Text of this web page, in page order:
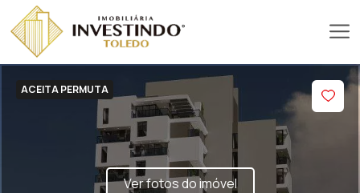
ACEITA PERMUTA
Ver fotos do imóvel